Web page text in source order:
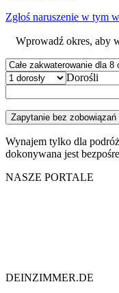
Zgłoś naruszenie w tym
Wprowadź okres, aby
Dorośli
Zapytanie bez zobowiązań
Wynajem tylko dla
dokonywana jest
NASZE PORTALE
DEINZIMMER.DE